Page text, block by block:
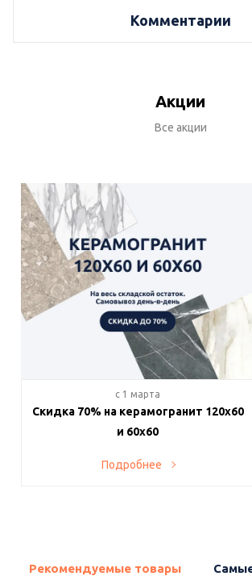
Комментарии
Акции
Все акции
c 1 марта
Скидка 70% на керамогранит 120х60
и 60х60
Подробнее
Рекомендуемые товары